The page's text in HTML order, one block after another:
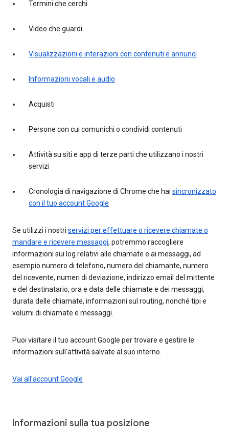
Termini che cerchi
Video che guardi
Visualizzazioni e interazioni con contenuti e annunci
Informazioni vocali e audio
Acquisti
Persone con cui comunichi o condividi contenuti
Attività su siti e app di terze parti che utilizzano i nostri
servizi
Cronologia di navigazione di Chrome che hai sincronizzato
con il tuo account Google
Se utilizzi i nostri servizi per effettuare o ricevere chiamate o
mandare e ricevere messaggi, potremmo raccogliere
informazioni sui log relativi alle chiamate e ai messaggi, ad
esempio numero di telefono, numero del chiamante, numero
del ricevente, numeri di deviazione, indirizzo email del mittente
e del destinatario, ora e data delle chiamate e dei messaggi,
durata delle chiamate, informazioni sul routing, nonché tipi e
volumi di chiamate e messaggi.
Puoi visitare il tuo account Google per trovare e gestire le
informazioni sull'attività salvate al suo interno.
Vai all'account Google
Informazioni sulla tua posizione